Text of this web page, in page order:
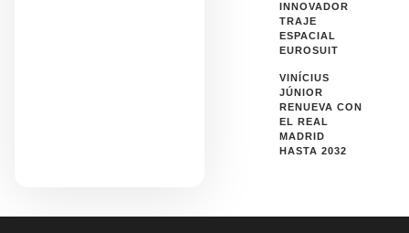
INNOVADOR
TRAJE
ESPACIAL
EUROSUIT
VINÍCIUS
JÚNIOR
RENUEVA CON
EL REAL
MADRID
HASTA 2032